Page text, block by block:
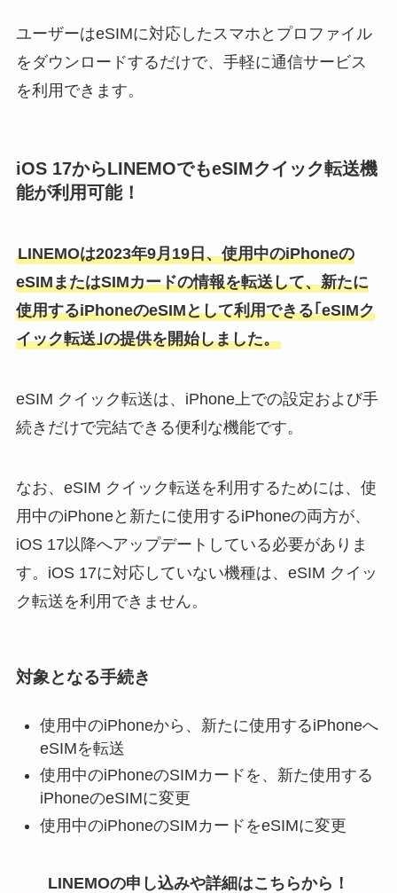
ユーザーはeSIMに対応したスマホとプロファイル
をダウンロードするだけで、手軽に通信サービス
を利用できます。
iOS 17からLINEMOでもeSIMクイック転送機
能が利用可能！
LINEMOは2023年9月19日、使用中のiPhoneの
eSIMまたはSIMカードの情報を転送して、新たに
使用するiPhoneのeSIMとして利用できる｢eSIMク
イック転送｣の提供を開始しました。
eSIM クイック転送は、iPhone上での設定および手
続きだけで完結できる便利な機能です。
なお、eSIM クイック転送を利用するためには、使
用中のiPhoneと新たに使用するiPhoneの両方が、
iOS 17以降へアップデートしている必要がありま
す。iOS 17に対応していない機種は、eSIM クイッ
ク転送を利用できません。
対象となる手続き
使用中のiPhoneから、新たに使用するiPhoneへ
eSIMを転送
使用中のiPhoneのSIMカードを、新た使用する
iPhoneのeSIMに変更
使用中のiPhoneのSIMカードをeSIMに変更
LINEMOの申し込みや詳細はこちらから！